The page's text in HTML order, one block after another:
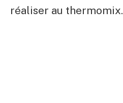
réaliser au thermomix.